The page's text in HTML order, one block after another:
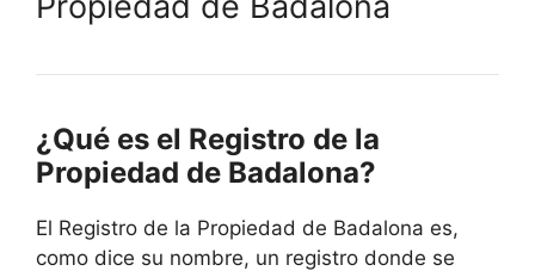
¿Qué es el Registro de la
Propiedad de Badalona?
El Registro de la Propiedad de Badalona es,
como dice su nombre, un registro donde se